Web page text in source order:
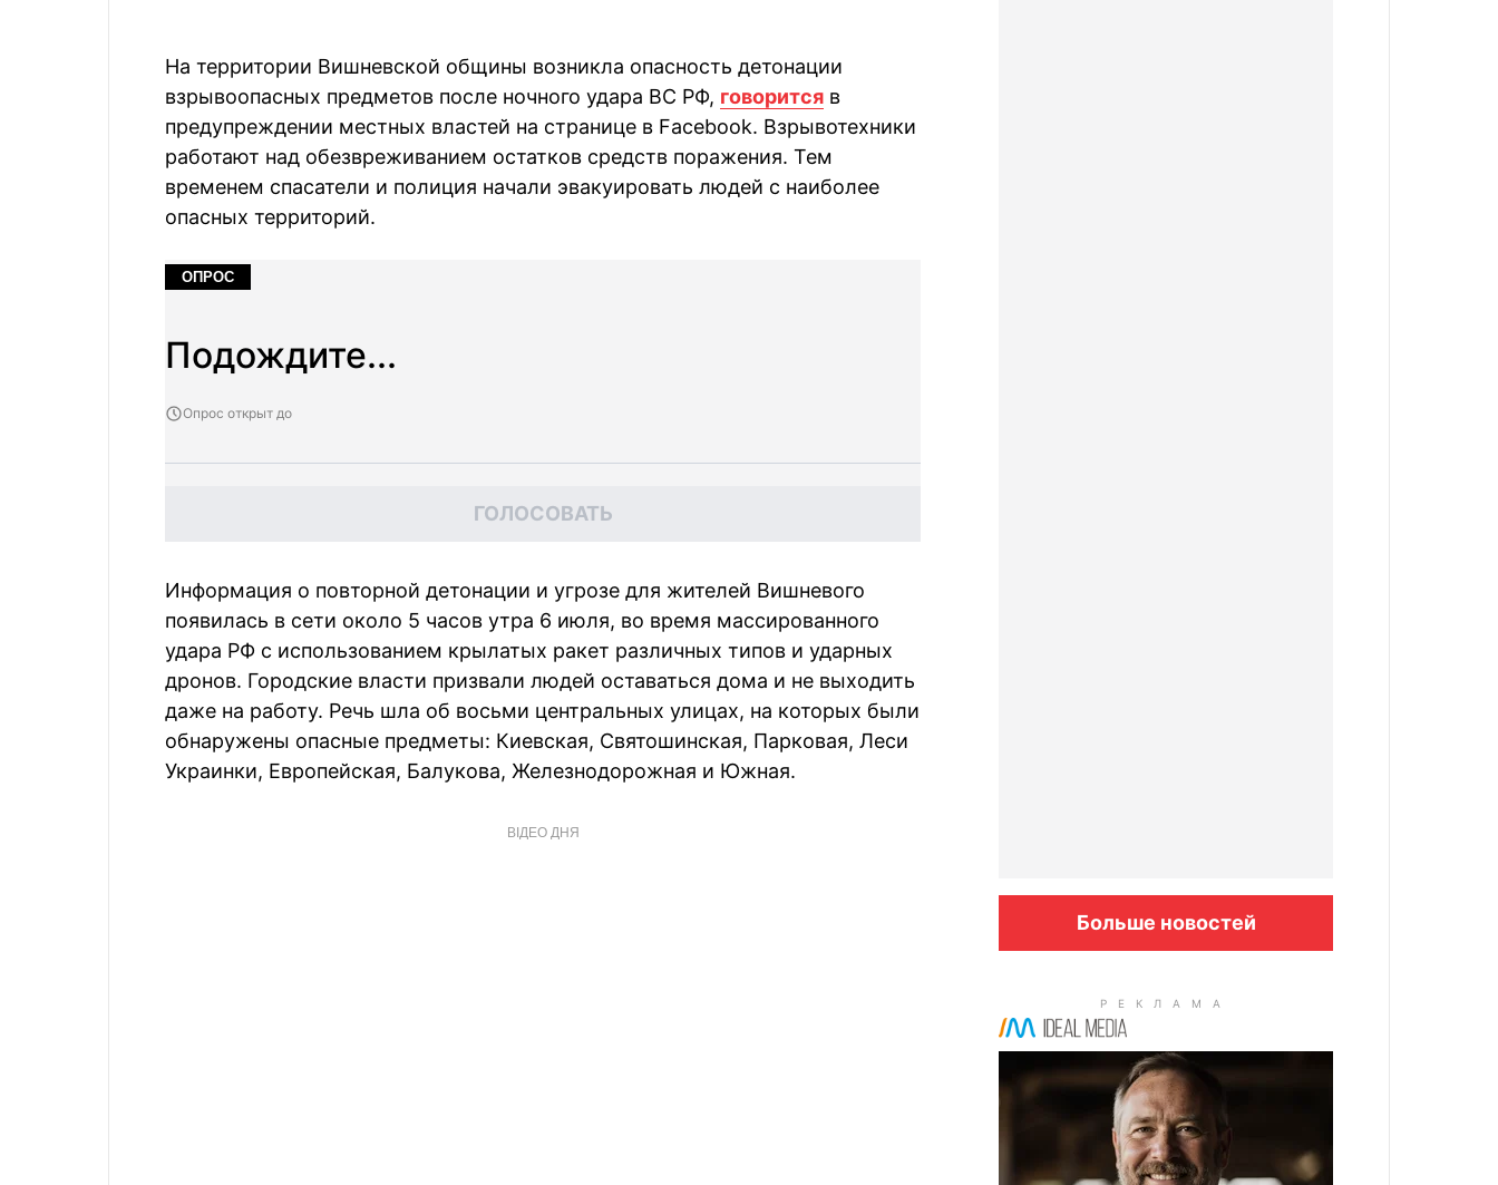
На территории Вишневской общины возникла опасность детонации
взрывоопасных предметов после ночного удара ВС РФ, говорится в
предупреждении местных властей на странице в Facebook. Взрывотехники
работают над обезвреживанием остатков средств поражения. Тем
временем спасатели и полиция начали эвакуировать людей с наиболее
опасных территорий.
ОПРОС
Подождите...
Опрос открыт до
ГОЛОСОВАТЬ
Информация о повторной детонации и угрозе для жителей Вишневого
появилась в сети около 5 часов утра 6 июля, во время массированного
удара РФ с использованием крылатых ракет различных типов и ударных
дронов. Городские власти призвали людей оставаться дома и не выходить
даже на работу. Речь шла об восьми центральных улицах, на которых были
обнаружены опасные предметы: Киевская, Святошинская, Парковая, Леси
Украинки, Европейская, Балукова, Железнодорожная и Южная.
ВІДЕО ДНЯ
Больше новостей